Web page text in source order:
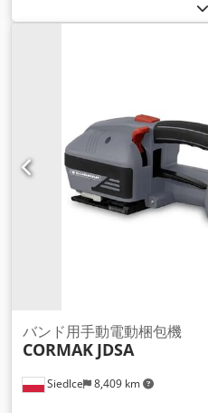
Siedlce 8,409 km
バンド用手動電動梱包機
CORMAK JDSA